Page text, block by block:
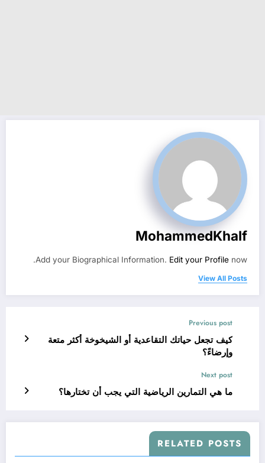
MohammedKhalf
Add your Biographical Information. Edit your Profile now.
View All Posts
Previous post
كيف تجعل حياتك التقاعدية أو الشيخوخة أكثر متعة
وإرضاءً؟
Next post
ما هي التمارين الرياضية التي يجب أن تختارها؟
RELATED POSTS